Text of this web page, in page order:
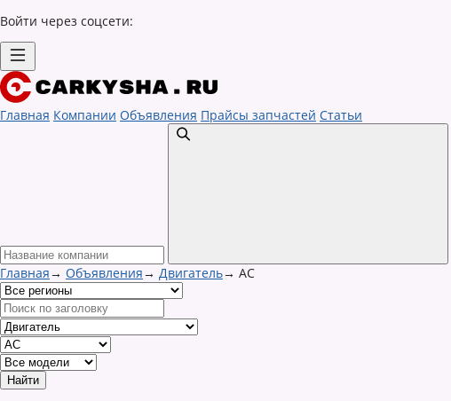
Войти через соцсети:
Главная Компании Объявления Прайсы запчастей Статьи
Главная→ Объявления→ Двигатель→ AC